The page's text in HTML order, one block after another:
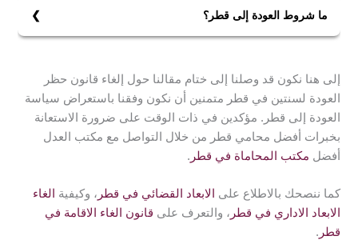
قبل مضي سنة من تاريخ مغادرته.
ما شروط العودة إلى قطر؟
الخاص بك والهوية الشخصية ساريا المفعول.
إلى هنا نكون قد وصلنا إلى ختام مقالنا حول إلغاء قانون حظر
العودة لسنتين في قطر متمنين أن نكون وفقنا باستعراض سياسة
العودة إلى قطر. مؤكدين في ذات الوقت على ضرورة الاستعانة
بخبرات أفضل محامي قطر من خلال التواصل مع مكتب العدل
أفضل مكتب المحاماة في قطر .
كما ننصحك بالاطلاع على الابعاد القضائي في قطر ، وكيفية
الغاء
الابعاد الاداري في قطر ، والتعرف على قانون الغاء الاقامة في
قطر .